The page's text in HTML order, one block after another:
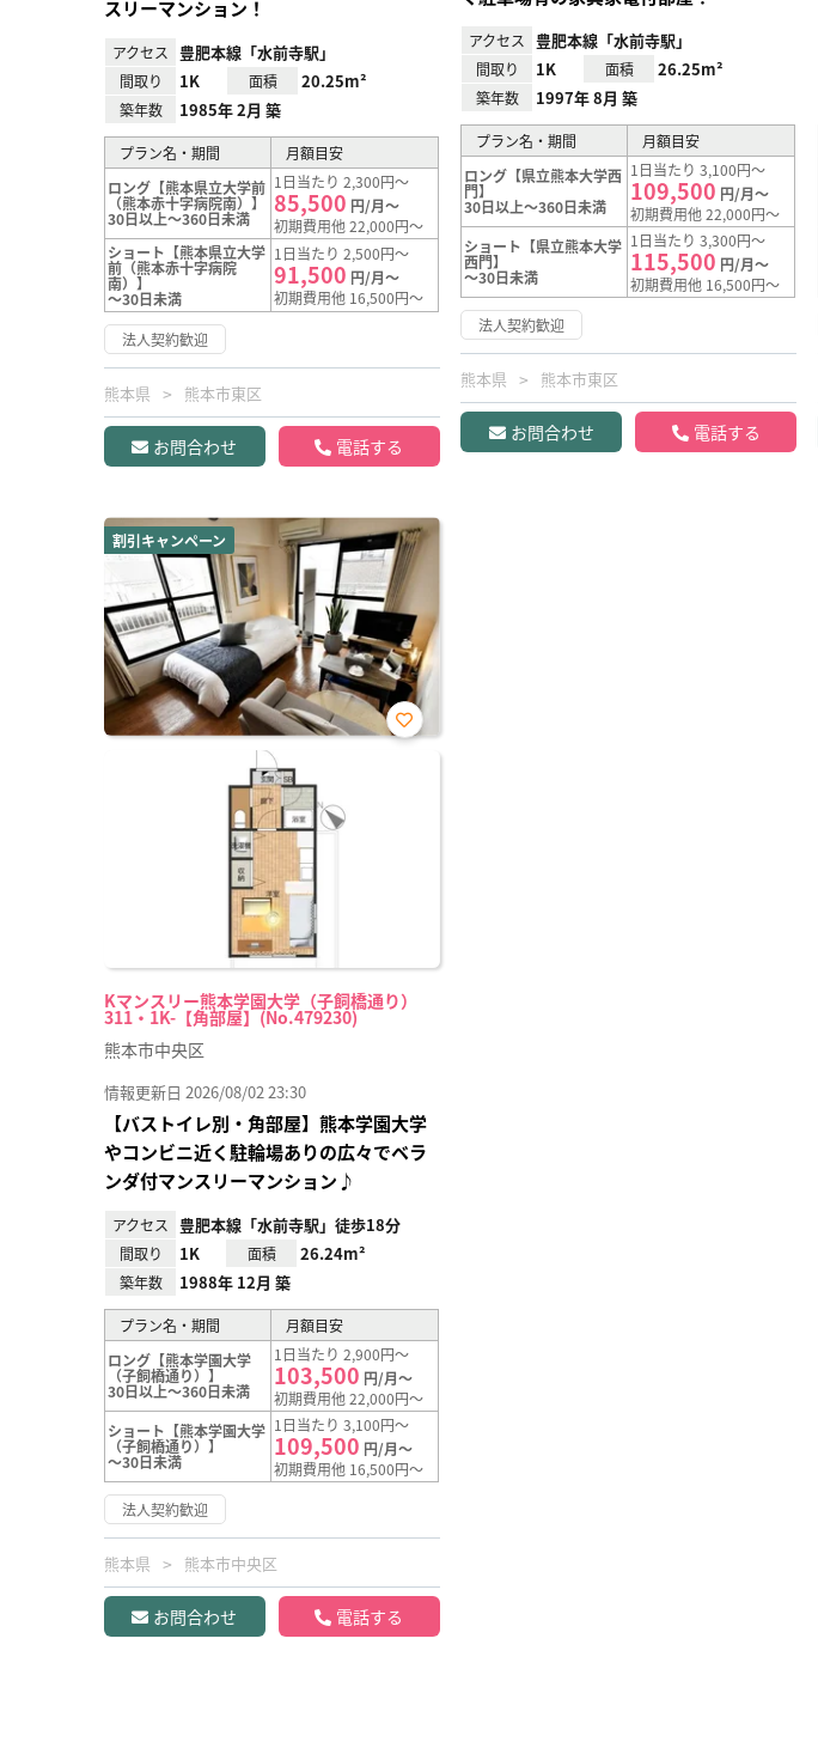
スリーマンション！
アクセス 豊肥本線「水前寺駅」
間取り 1K 面積 20.25m²
築年数 1985年 2月 築
プラン名・期間
月額目安
ロング【熊本県立大学前
（熊本赤十字病院南）】
30日以上～360日未満
1日当たり 2,300円～
85,500 円/月～
初期費用他 22,000円～
ショート【熊本県立大学
前（熊本赤十字病院
南）】
～30日未満
1日当たり 2,500円～
91,500 円/月～
初期費用他 16,500円～
法人契約歓迎
熊本県 熊本市東区
お問合わせ 電話する
アクセス 豊肥本線「水前寺駅」
間取り 1K 面積 26.25m²
築年数 1997年 8月 築
プラン名・期間
月額目安
ロング【県立熊本大学西
門】
30日以上～360日未満
1日当たり 3,100円～
109,500 円/月～
初期費用他 22,000円～
ショート【県立熊本大学
西門】
～30日未満
1日当たり 3,300円～
115,500 円/月～
初期費用他 16,500円～
法人契約歓迎
熊本県 熊本市東区
お問合わせ 電話する
割引キャンペーン
Kマンスリー熊本学園大学（子飼橋通り）
311・1K-【角部屋】(No.479230)
お気
熊本市中央区
情報更新日 2026/08/02 23:30
【バストイレ別・角部屋】熊本学園大学
やコンビニ近く駐輪場ありの広々でベラ
ンダ付マンスリーマンション♪
アクセス 豊肥本線「水前寺駅」徒歩18分
間取り 1K 面積 26.24m²
築年数 1988年 12月 築
プラン名・期間
月額目安
ロング【熊本学園大学
（子飼橋通り）】
30日以上～360日未満
1日当たり 2,900円～
103,500 円/月～
初期費用他 22,000円～
ショート【熊本学園大学
（子飼橋通り）】
～30日未満
1日当たり 3,100円～
109,500 円/月～
初期費用他 16,500円～
法人契約歓迎
熊本県 熊本市中央区
お問合わせ 電話する